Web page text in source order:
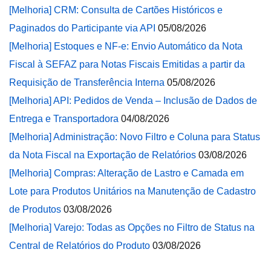
[Melhoria] CRM: Consulta de Cartões Históricos e
Paginados do Participante via API 05/08/2026
[Melhoria] Estoques e NF-e: Envio Automático da Nota
Fiscal à SEFAZ para Notas Fiscais Emitidas a partir da
Requisição de Transferência Interna 05/08/2026
[Melhoria] API: Pedidos de Venda – Inclusão de Dados de
Entrega e Transportadora 04/08/2026
[Melhoria] Administração: Novo Filtro e Coluna para Status
da Nota Fiscal na Exportação de Relatórios 03/08/2026
[Melhoria] Compras: Alteração de Lastro e Camada em
Lote para Produtos Unitários na Manutenção de Cadastro
de Produtos 03/08/2026
[Melhoria] Varejo: Todas as Opções no Filtro de Status na
Central de Relatórios do Produto 03/08/2026